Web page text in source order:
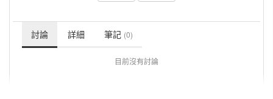
討論 詳細 筆記 (0)
目前沒有討論